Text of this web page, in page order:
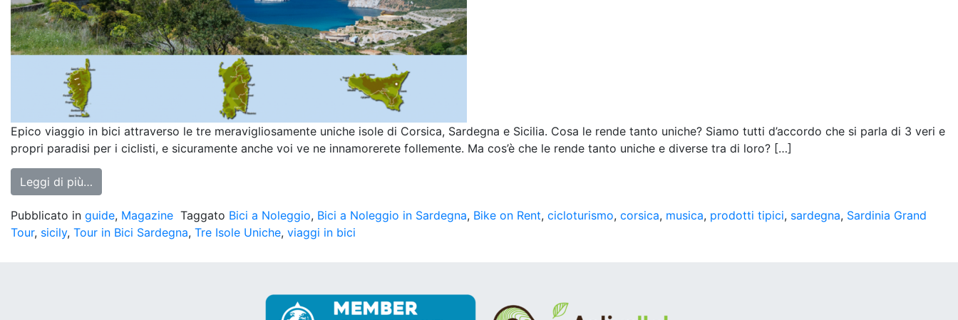
Epico viaggio in bici attraverso le tre meravigliosamente uniche isole di Corsica, Sardegna e Sicilia. Cosa le rende tanto uniche? Siamo tutti d’accordo che si parla di 3 veri e
propri paradisi per i ciclisti, e sicuramente anche voi ve ne innamorerete follemente. Ma cos’è che le rende tanto uniche e diverse tra di loro? […]
Leggi di più…
Pubblicato in guide, Magazine Taggato Bici a Noleggio, Bici a Noleggio in Sardegna, Bike on Rent, cicloturismo, corsica, musica, prodotti tipici, sardegna, Sardinia Grand
Tour, sicily, Tour in Bici Sardegna, Tre Isole Uniche, viaggi in bici